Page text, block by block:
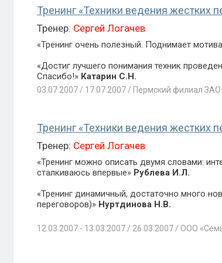
Тренинг «Техники ведения жестких
Тренер: Сергей Логачев
«Тренинг очень полезный. Поднимает
«Достиг лучшего понимания техник
Спасибо!» Катарин С.Н.
03.07.2007 / 17.07.2007 / Пермский филиал
Тренинг «Техники ведения жестких
Тренер: Сергей Логачев
«Тренинг можно описать двумя словами:
сталкиваюсь впервые» Рублева И.Л.
«Тренинг динамичный, достаточно много
переговоров)» Нуртдинова Н.В.
12.03.2007 - 13.03.2007 / 26.03.2007 / ООО